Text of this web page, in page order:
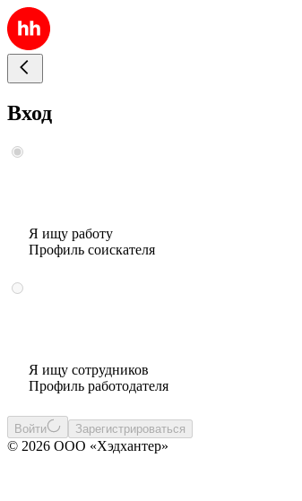
Вход
Я ищу работу
Профиль соискателя
Я ищу сотрудников
Профиль работодателя
Войти Зарегистрироваться
© 2026 ООО «Хэдхантер»